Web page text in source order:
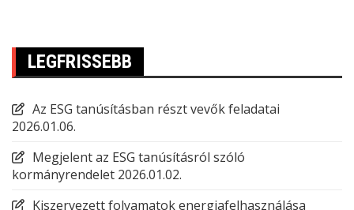
LEGFRISSEBB
Az ESG tanúsításban részt vevők feladatai
2026.01.06.
Megjelent az ESG tanúsításról szóló
kormányrendelet 2026.01.02.
Kiszervezett folyamatok energiafelhasználása